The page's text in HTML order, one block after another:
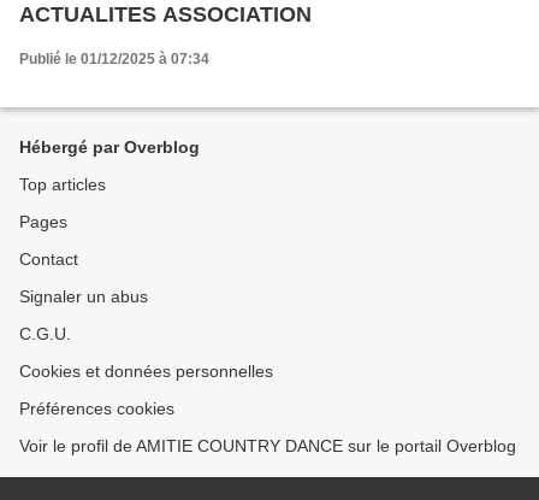
ACTUALITES ASSOCIATION
Publié le 01/12/2025 à 07:34
Hébergé par Overblog
Top articles
Pages
Contact
Signaler un abus
C.G.U.
Cookies et données personnelles
Préférences cookies
Voir le profil de AMITIE COUNTRY DANCE sur le portail Overblog